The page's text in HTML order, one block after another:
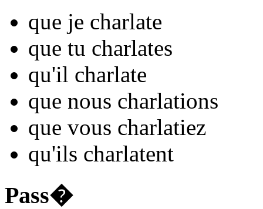
que je charlate
que tu charlates
qu'il charlate
que nous charlations
que vous charlatiez
qu'ils charlatent
Pass�